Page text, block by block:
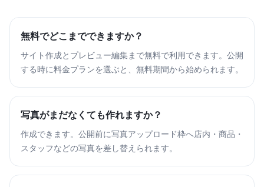
無料でどこまでできますか？
サイト作成とプレビュー編集まで無料で利用できます。公開
する時に料金プランを選ぶと、無料期間から始められます。
写真がまだなくても作れますか？
作成できます。公開前に写真アップロード枠へ店内・商品・
スタッフなどの写真を差し替えられます。